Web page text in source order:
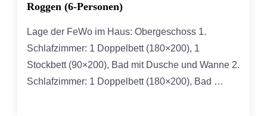
Roggen (6-Personen)
Lage der FeWo im Haus: Obergeschoss 1.
Schlafzimmer: 1 Doppelbett (180×200), 1
Stockbett (90×200), Bad mit Dusche und Wanne 2.
Schlafzimmer: 1 Doppelbett (180×200), Bad …